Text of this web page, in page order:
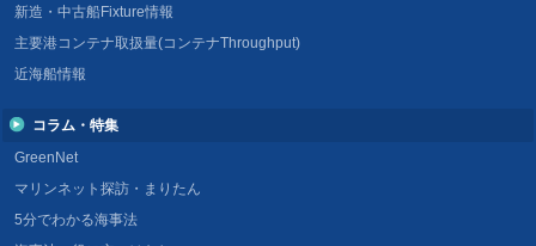
新造・中古船Fixture情報
主要港コンテナ取扱量(コンテナThroughput)
近海船情報
コラム・特集
GreenNet
マリンネット探訪・まりたん
5分でわかる海事法